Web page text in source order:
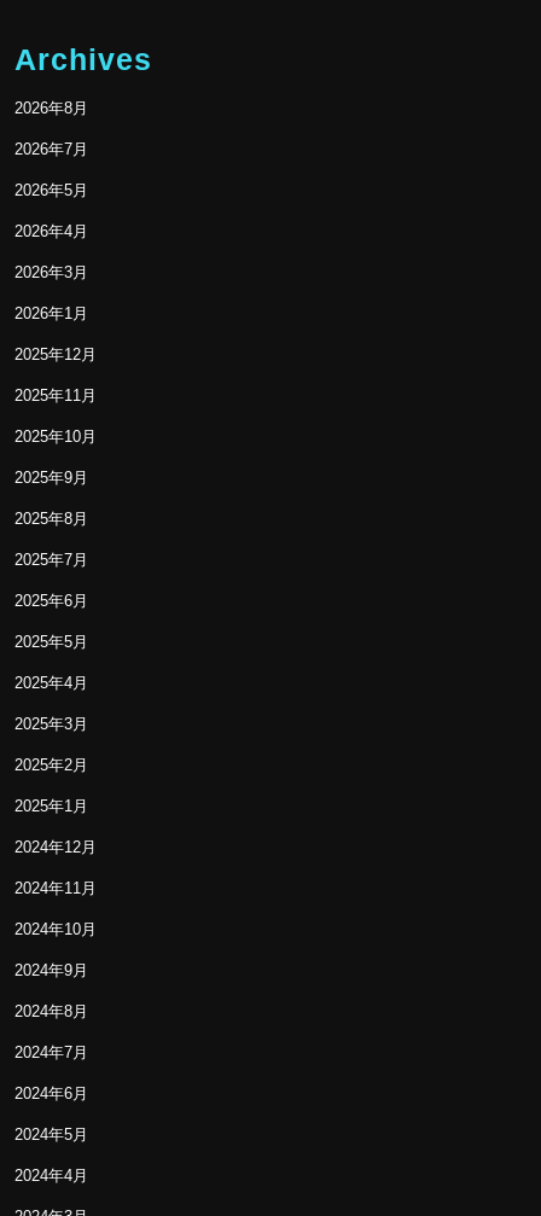
Archives
2026年8月
2026年7月
2026年5月
2026年4月
2026年3月
2026年1月
2025年12月
2025年11月
2025年10月
2025年9月
2025年8月
2025年7月
2025年6月
2025年5月
2025年4月
2025年3月
2025年2月
2025年1月
2024年12月
2024年11月
2024年10月
2024年9月
2024年8月
2024年7月
2024年6月
2024年5月
2024年4月